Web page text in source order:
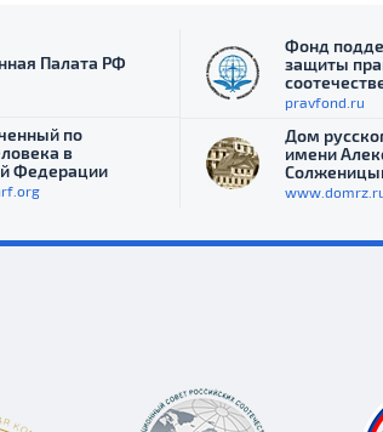
Палата РФ
по
в
Федерации
Фонд
защиты
pravfond.ru
Дом
имени